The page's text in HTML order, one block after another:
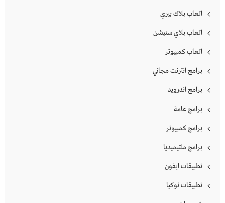
العاب بلاك بيري
العاب بلاي ستيشن
العاب كمبيوتر
برامج انترنت مجاني
برامج اندرويد
برامج عامة
برامج كمبيوتر
برامج ملتيميديا
تطبيقات ايفون
تطبيقات نوكيا